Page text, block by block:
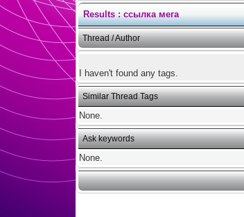
Results : ссылка мега
Thread / Author
I haven't found any tags.
Similar Thread Tags
None.
Ask keywords
None.